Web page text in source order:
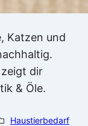
Katzen und
dir
& Öle.
Haustierbedarf